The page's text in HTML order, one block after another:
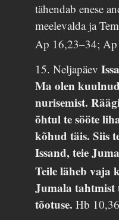
tähendab enese
meelevalda ja
Ap 16,23–34;
15. Neljapäev
Ma olen
nurisemist.
õhtul te sööte
kõhud täis. Siis
Issand, teie
Teile läheb vaja
Jumala tahtmist
tõotuse.Hb 10,36